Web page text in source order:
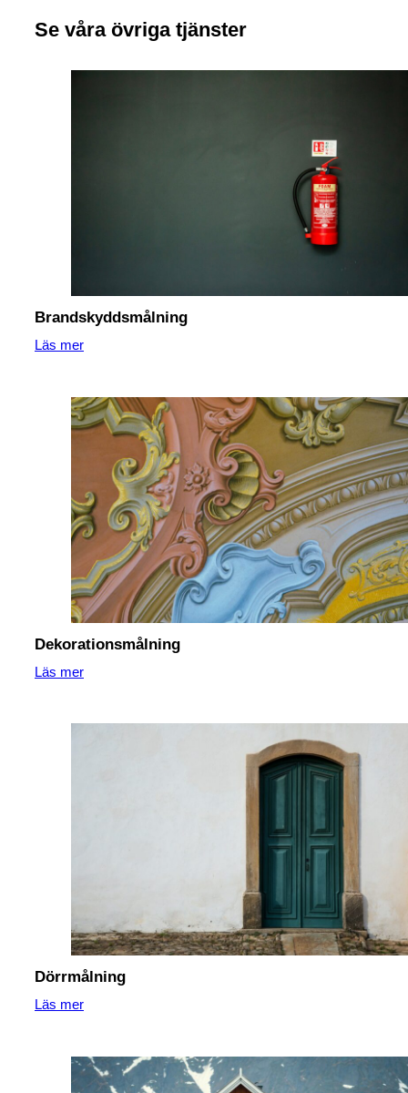
Se våra övriga tjänster
Brandskyddsmålning
Läs mer
Dekorationsmålning
Läs mer
Dörrmålning
Läs mer